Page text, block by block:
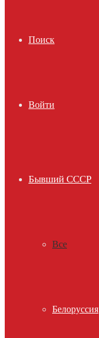
Поиск
Войти
Бывший СССР
Все
Белоруссия